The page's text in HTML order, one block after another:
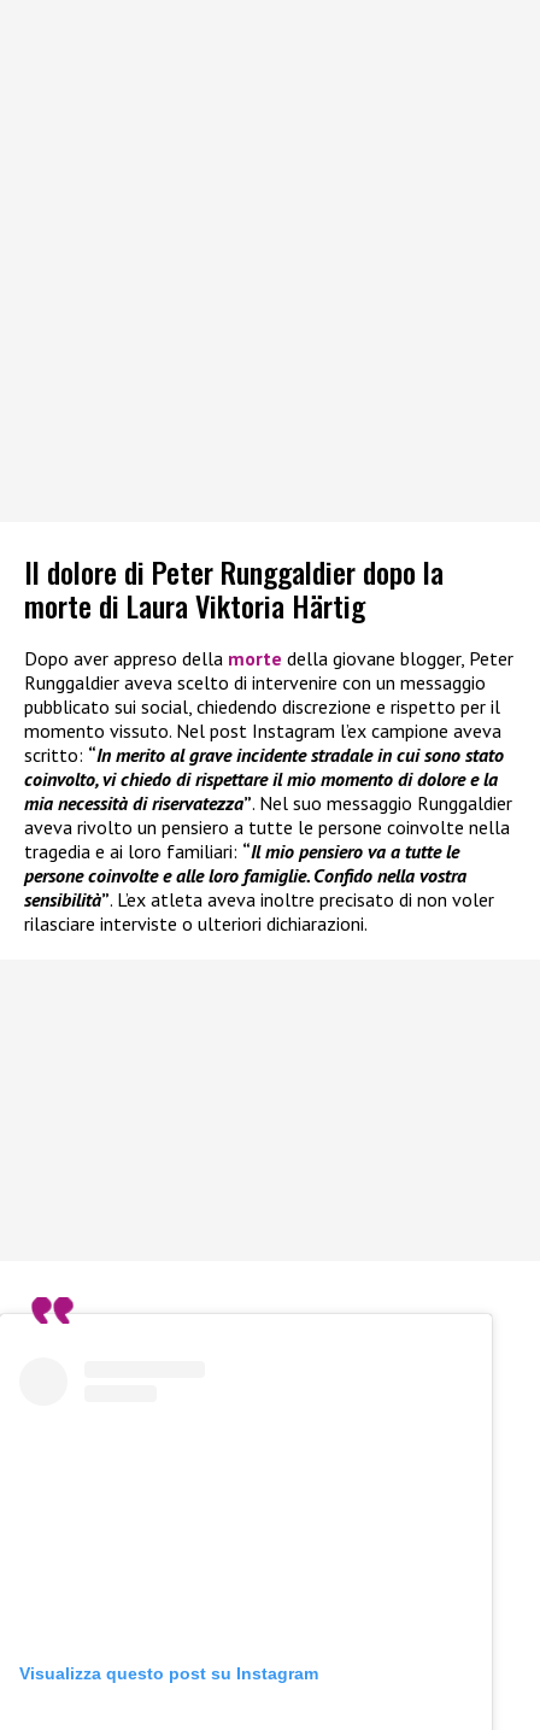
Il dolore di Peter Runggaldier dopo la
morte di Laura Viktoria Härtig
Dopo aver appreso della morte della giovane blogger, Peter
Runggaldier aveva scelto di intervenire con un messaggio
pubblicato sui social, chiedendo discrezione e rispetto per il
momento vissuto. Nel post Instagram l’ex campione aveva
scritto: “In merito al grave incidente stradale in cui sono stato
coinvolto, vi chiedo di rispettare il mio momento di dolore e la
mia necessità di riservatezza”. Nel suo messaggio Runggaldier
aveva rivolto un pensiero a tutte le persone coinvolte nella
tragedia e ai loro familiari: “Il mio pensiero va a tutte le
persone coinvolte e alle loro famiglie. Confido nella vostra
sensibilità”. L’ex atleta aveva inoltre precisato di non voler
rilasciare interviste o ulteriori dichiarazioni.
Visualizza questo post su Instagram